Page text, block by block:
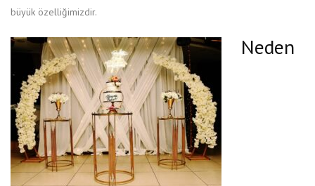
büyük özelliğimizdir.
Neden